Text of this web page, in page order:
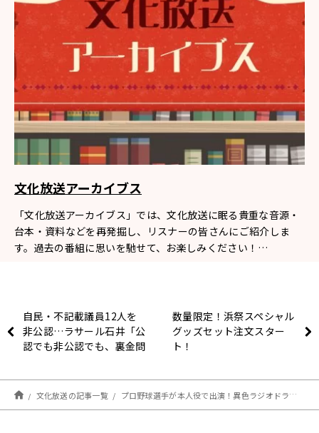
文化放送アーカイブス
「文化放送アーカイブス」では、文化放送に眠る貴重な音源・
台本・資料などを再発掘し、リスナーの皆さんにご紹介しま
す。過去の番組に思いを馳せて、お楽しみください！…
自民・不記載議員12人を
非公認…ラサール石井「公
認でも非公認でも、裏金問
数量限定！浜祭スペシャル
グッズセット注文スター
ト！
文化放送の記事一覧 プロ野球選手が本人役で出演！異色ラジオドラマ【アーカイブの森 探訪記#13】